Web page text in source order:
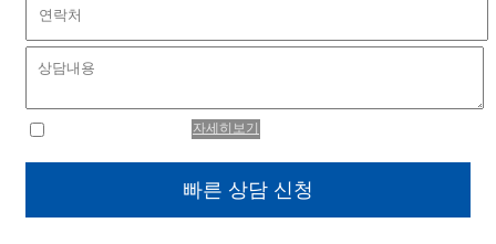
자세히보기